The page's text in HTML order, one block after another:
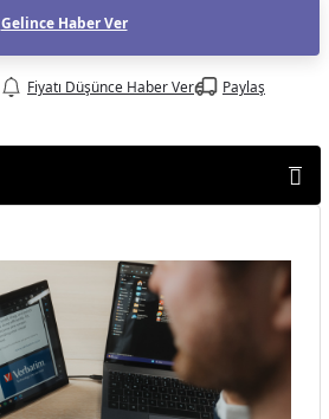
Gelince Haber Ver
Fiyatı Düşünce Haber Ver
Paylaş